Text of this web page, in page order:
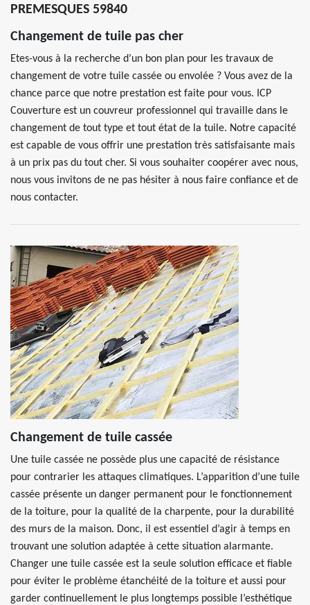
PREMESQUES 59840
Changement de tuile pas cher
Etes-vous à la recherche d’un bon plan pour les travaux de
changement de votre tuile cassée ou envolée ? Vous avez de la
chance parce que notre prestation est faite pour vous. ICP
Couverture est un couvreur professionnel qui travaille dans le
changement de tout type et tout état de la tuile. Notre capacité
est capable de vous offrir une prestation très satisfaisante mais
à un prix pas du tout cher. Si vous souhaiter coopérer avec nous,
nous vous invitons de ne pas hésiter à nous faire confiance et de
nous contacter.
Changement de tuile cassée
Une tuile cassée ne possède plus une capacité de résistance
pour contrarier les attaques climatiques. L’apparition d’une tuile
cassée présente un danger permanent pour le fonctionnement
de la toiture, pour la qualité de la charpente, pour la durabilité
des murs de la maison. Donc, il est essentiel d’agir à temps en
trouvant une solution adaptée à cette situation alarmante.
Changer une tuile cassée est la seule solution efficace et fiable
pour éviter le problème étanchéité de la toiture et aussi pour
garder continuellement le plus longtemps possible l’esthétique